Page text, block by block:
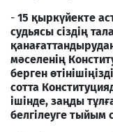
- 15 қыркүйекте
судьясы сіздің
мәселенің
берген
сотта
ішінде, заңды
белгілеуге тыйым